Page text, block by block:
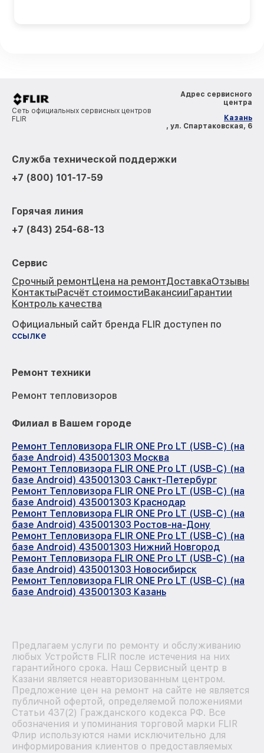
Сеть официальных сервисных центров
FLIR
Адрес сервисного
центра
Казань
, ул. Спартаковская, 6
Служба технической поддержки
+7 (800) 101-17-59
Горячая линия
+7 (843) 254-68-13
Сервис
Срочный ремонтЦена на ремонтДоставкаОтзывы
КонтактыРасчёт стоимостиВакансииГарантии
Контроль качества
Официальный сайт бренда FLIR доступен по
ссылке
Ремонт техники
Ремонт тепловизоров
Филиал в Вашем городе
Ремонт Тепловизора FLIR ONE Pro LT (USB-C) (на
базе Android) 435001303 Москва
Ремонт Тепловизора FLIR ONE Pro LT (USB-C) (на
базе Android) 435001303 Санкт-Петербург
Ремонт Тепловизора FLIR ONE Pro LT (USB-C) (на
базе Android) 435001303 Краснодар
Ремонт Тепловизора FLIR ONE Pro LT (USB-C) (на
базе Android) 435001303 Ростов-на-Дону
Ремонт Тепловизора FLIR ONE Pro LT (USB-C) (на
базе Android) 435001303 Нижний Новгород
Ремонт Тепловизора FLIR ONE Pro LT (USB-C) (на
базе Android) 435001303 Новосибирск
Ремонт Тепловизора FLIR ONE Pro LT (USB-C) (на
базе Android) 435001303 Казань
Предлагаем услуги по ремонту и обслуживанию
любых Устройств FLIR после истечения на них
гарантийного срока. Наш Сервисный центр в
Казани является неавторизованным центром.
Предложение цен на ремонт на сайте не является
публичной офертой, определяемой положениями
Статьи 437(2) Гражданского кодекса РФ. Все
обозначения и упоминания торговой марки FLIR
Флир используются нами исключительно для
информирования клиентов о предоставляемых